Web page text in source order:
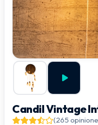
Candil Vintage
(265